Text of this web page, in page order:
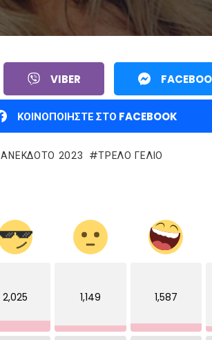
VIBER
ΚΟΙΝΟΠΟΙΉΣΤΕ ΣΤΟ FACEBOOK
ΑΝΕΚΔΟΤΟ 2023 ΤΡΕΛΌ ΓΈΛΙΟ
2,025 1,149 1,587